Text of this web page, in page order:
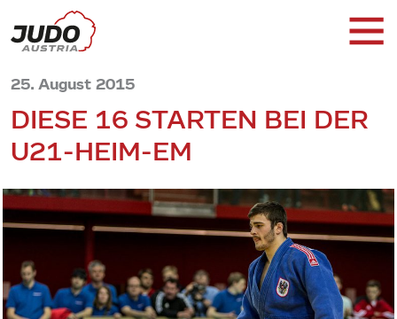
25. August 2015
DIESE 16 STARTEN BEI DER
U21-HEIM-EM